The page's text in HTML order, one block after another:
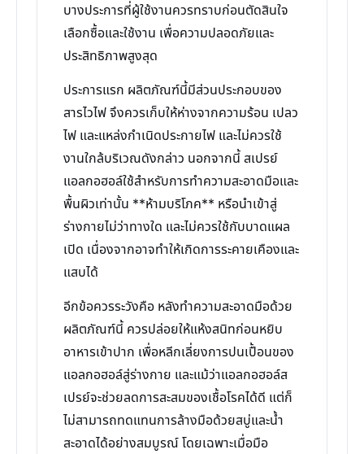
บางประการที่ผู้ใช้งานควรทราบก่อนตัดสินใจ
เลือกซื้อและใช้งาน เพื่อความปลอดภัยและ
ประสิทธิภาพสูงสุด
ประการแรก ผลิตภัณฑ์นี้มีส่วนประกอบของ
สารไวไฟ จึงควรเก็บให้ห่างจากความร้อน เปลว
ไฟ และแหล่งกำเนิดประกายไฟ และไม่ควรใช้
งานใกล้บริเวณดังกล่าว นอกจากนี้ สเปรย์
แอลกอฮอล์ใช้สำหรับการทำความสะอาดมือและ
พื้นผิวเท่านั้น **ห้ามบริโภค** หรือนำเข้าสู่
ร่างกายไม่ว่าทางใด และไม่ควรใช้กับบาดแผล
เปิด เนื่องจากอาจทำให้เกิดการระคายเคืองและ
แสบได้
อีกข้อควรระวังคือ หลังทำความสะอาดมือด้วย
ผลิตภัณฑ์นี้ ควรปล่อยให้แห้งสนิทก่อนหยิบ
อาหารเข้าปาก เพื่อหลีกเลี่ยงการปนเปื้อนของ
แอลกอฮอล์สู่ร่างกาย และแม้ว่าแอลกอฮอล์ส
เปรย์จะช่วยลดการสะสมของเชื้อโรคได้ดี แต่ก็
ไม่สามารถทดแทนการล้างมือด้วยสบู่และน้ำ
สะอาดได้อย่างสมบูรณ์ โดยเฉพาะเมื่อมือ